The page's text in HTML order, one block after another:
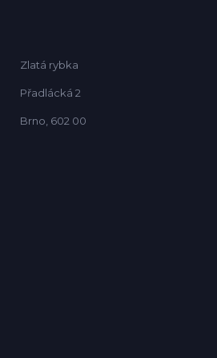
Zlatá rybka
Přadlácká 2
Brno, 602 00